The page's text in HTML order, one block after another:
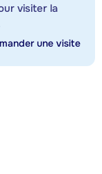
visiter la
une visite